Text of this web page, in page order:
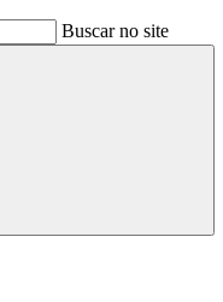
Buscar no site
Buscar